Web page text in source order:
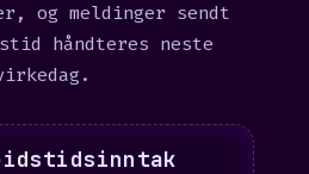
og meldinger sendt
håndteres neste